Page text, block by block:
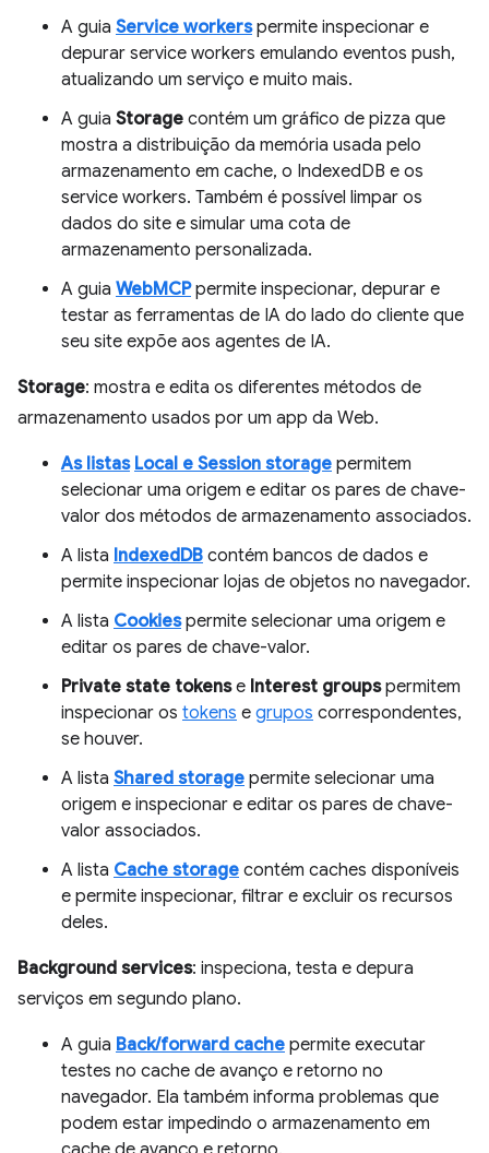
A guia Service workerspermite inspecionar e
depurar service workers emulando eventos push,
atualizando um serviço e muito mais.
A guia Storage contém um gráfico de pizza que
mostra a distribuição da memória usada pelo
armazenamento em cache, o IndexedDB e os
service workers. Também é possível limpar os
dados do site e simular uma cota de
armazenamento personalizada.
A guia WebMCPpermite inspecionar, depurar e
testar as ferramentas de IA do lado do cliente que
seu site expõe aos agentes de IA.
Storage: mostra e edita os diferentes métodos de
armazenamento usados por um app da Web.
As listas Local e Session storage permitem
selecionar uma origem e editar os pares de chave-
valor dos métodos de armazenamento associados.
A lista IndexedDB contém bancos de dados e
permite inspecionar lojas de objetos no navegador.
A lista Cookiespermite selecionar uma origem e
editar os pares de chave-valor.
Private state tokense Interest groupspermitem
inspecionar os tokens e grupos correspondentes,
se houver.
A lista Shared storage permite selecionar uma
origem e inspecionar e editar os pares de chave-
valor associados.
A lista Cache storage contém caches disponíveis
e permite inspecionar, filtrar e excluir os recursos
deles.
Background services: inspeciona, testa e depura
serviços em segundo plano.
A guia Back/forward cache permite executar
testes no cache de avanço e retorno no
navegador. Ela também informa problemas que
podem estar impedindo o armazenamento em